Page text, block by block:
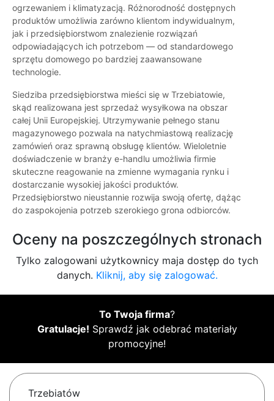
ogrzewaniem i klimatyzacją. Różnorodność dostępnych
produktów umożliwia zarówno klientom indywidualnym,
jak i przedsiębiorstwom znalezienie rozwiązań
odpowiadających ich potrzebom — od standardowego
sprzętu domowego po bardziej zaawansowane
technologie.
Siedziba przedsiębiorstwa mieści się w Trzebiatowie,
skąd realizowana jest sprzedaż wysyłkowa na obszar
całej Unii Europejskiej. Utrzymywanie pełnego stanu
magazynowego pozwala na natychmiastową realizację
zamówień oraz sprawną obsługę klientów. Wieloletnie
doświadczenie w branży e-handlu umożliwia firmie
skuteczne reagowanie na zmienne wymagania rynku i
dostarczanie wysokiej jakości produktów.
Przedsiębiorstwo nieustannie rozwija swoją ofertę, dążąc
do zaspokojenia potrzeb szerokiego grona odbiorców.
Oceny na poszczególnych stronach
Tylko zalogowani użytkownicy maja dostęp do tych
danych. Kliknij, aby się zalogować.
To Twoja firma?
Gratulacje! Sprawdź jak odebrać materiały
promocyjne!
Trzebiatów